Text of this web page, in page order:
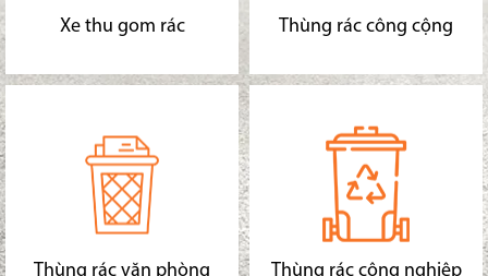
Xe thu gom rác Thùng rác công cộng
Thùng rác văn phòng Thùng rác công nghiệp